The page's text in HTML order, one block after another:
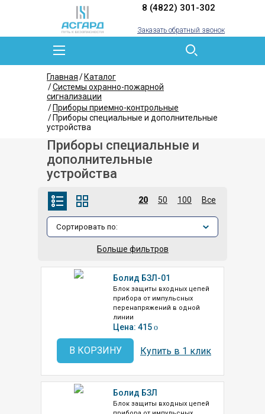
8 (4822) 301-302
Заказать обратный звонок
Главная
Каталог
Системы охранно-пожарной
сигнализации
Приборы приемно-контрольные
Приборы специальные и дополнительные
устройства
Приборы специальные и
дополнительные
устройства
20 50 100 Все
Больше фильтров
Болид БЗЛ-01
Блок защиты входных цепей
прибора от импульсных
перенапряжений в одной
линии
Цена: 415 o
В КОРЗИНУ Купить в 1 клик
Болид БЗЛ
Блок защиты входных цепей